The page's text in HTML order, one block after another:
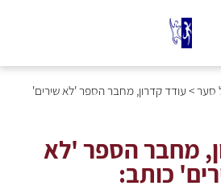
סער> עודד קדרון, מחבר הספר 'לא שירים'
מחבר הספר 'לא
כותב: